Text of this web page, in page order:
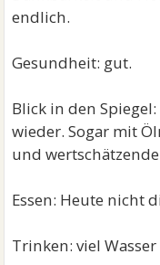
endlich.
Gesundheit: gut.
Blick in den
wieder. Sogar mit
und
Essen: Heute nicht
Trinken: viel